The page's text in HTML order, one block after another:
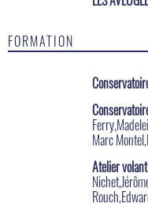
FORMATION
Marc
Atelier